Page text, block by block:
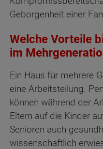
Geborgenheit einer
Welche Vorteile
im
Ein Haus für mehrere
eine Arbeitsteilung.
können während der
Eltern auf die Kinder
Senioren auch
wissenschaftlich